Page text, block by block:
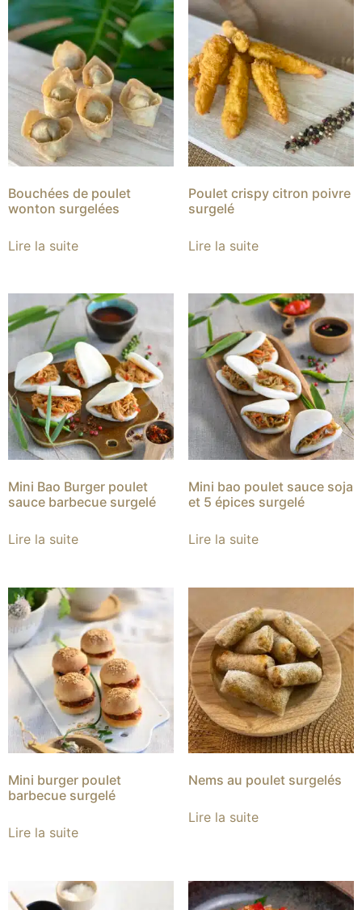
Bouchées de poulet
wonton surgelées
Lire la suite
Poulet crispy citron poivre
surgelé
Lire la suite
Mini Bao Burger poulet
sauce barbecue surgelé
Lire la suite
Mini bao poulet sauce soja
et 5 épices surgelé
Lire la suite
Mini burger poulet
barbecue surgelé
Lire la suite
Nems au poulet surgelés
Lire la suite